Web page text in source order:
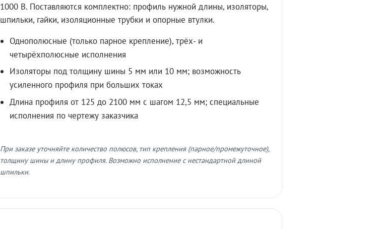
1000 В. Поставляются комплектно: профиль нужной длины, изоляторы,
шпильки, гайки, изоляционные трубки и опорные втулки.
Однополюсные (только парное крепление), трёх- и
четырёхполюсные исполнения
Изоляторы под толщину шины 5 мм или 10 мм; возможность
усиленного профиля при больших токах
Длина профиля от 125 до 2100 мм с шагом 12,5 мм; специальные
исполнения по чертежу заказчика
При заказе уточняйте количество полюсов, тип крепления (парное/промежуточное),
толщину шины и длину профиля. Возможно исполнение с нестандартной длиной
шпильки.